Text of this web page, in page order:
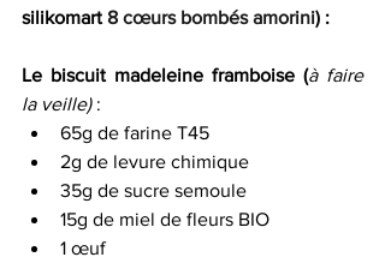
silikomart 8 cœurs bombés amorini) :
Le biscuit madeleine framboise (à faire
la veille) :
65g de farine T45
2g de levure chimique
35g de sucre semoule
15g de miel de fleurs BIO
1 œuf